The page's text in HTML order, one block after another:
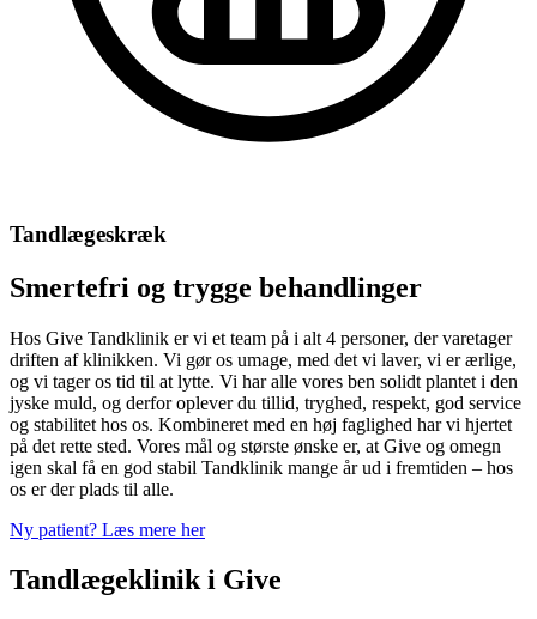
Tandlægeskræk
Smertefri og trygge behandlinger
Hos Give Tandklinik er vi et team på i alt 4 personer, der varetager
driften af klinikken. Vi gør os umage, med det vi laver, vi er ærlige,
og vi tager os tid til at lytte. Vi har alle vores ben solidt plantet i den
jyske muld, og derfor oplever du tillid, tryghed, respekt, god service
og stabilitet hos os. Kombineret med en høj faglighed har vi hjertet
på det rette sted. Vores mål og største ønske er, at Give og omegn
igen skal få en god stabil Tandklinik mange år ud i fremtiden – hos
os er der plads til alle.
Ny patient? Læs mere her
Tandlægeklinik i Give